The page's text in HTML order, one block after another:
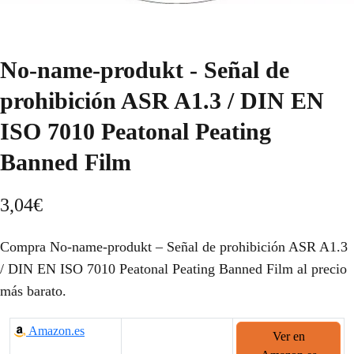
No-name-produkt - Señal de
prohibición ASR A1.3 / DIN EN
ISO 7010 Peatonal Peating
Banned Film
3,04€
Compra No-name-produkt – Señal de prohibición ASR A1.3
/ DIN EN ISO 7010 Peatonal Peating Banned Film al precio
más barato.
Amazon.es
Ver en